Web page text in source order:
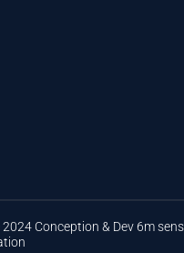
Conception & Dev 6m sens